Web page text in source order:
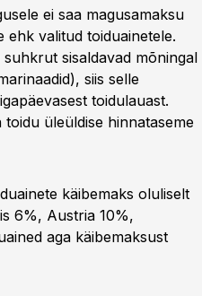
ei saa magusamaksu
ehk valitud toiduainetele.
sisaldavad mõningal
siis selle
toidulauast.
üleüldise hinnataseme
käibemaks oluliselt
6%, Austria 10%,
aga käibemaksust